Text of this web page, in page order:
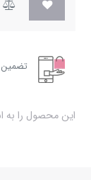
تضمین
این محصول را به